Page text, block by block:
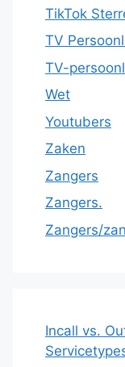
TikTok
TV
TV-
Wet
Youtubers
Zaken
Zangers
Zangers.
Zangers/
Incall vs.